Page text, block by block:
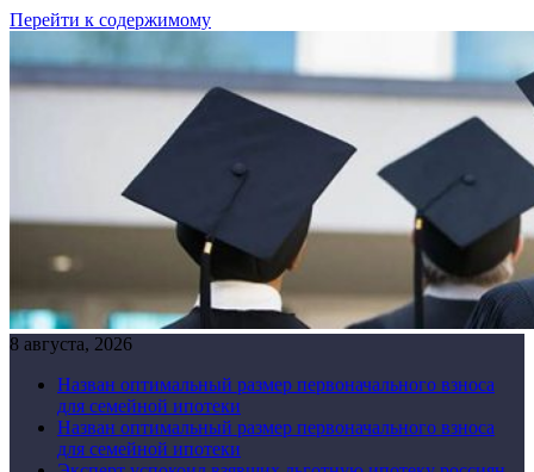
Перейти к содержимому
8 августа, 2026
Назван оптимальный размер первоначального взноса
для семейной ипотеки
Назван оптимальный размер первоначального взноса
для семейной ипотеки